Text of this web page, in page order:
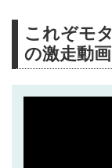
これぞモ
の激走動